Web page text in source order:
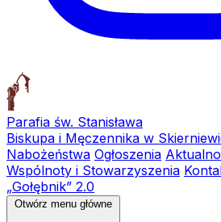
Parafia św. Stanisława
Biskupa i Męczennika w
Nabożeństwa Ogłoszenia
Wspólnoty i Stowarzyszenia
„Gołębnik” 2.0
Otwórz menu główne